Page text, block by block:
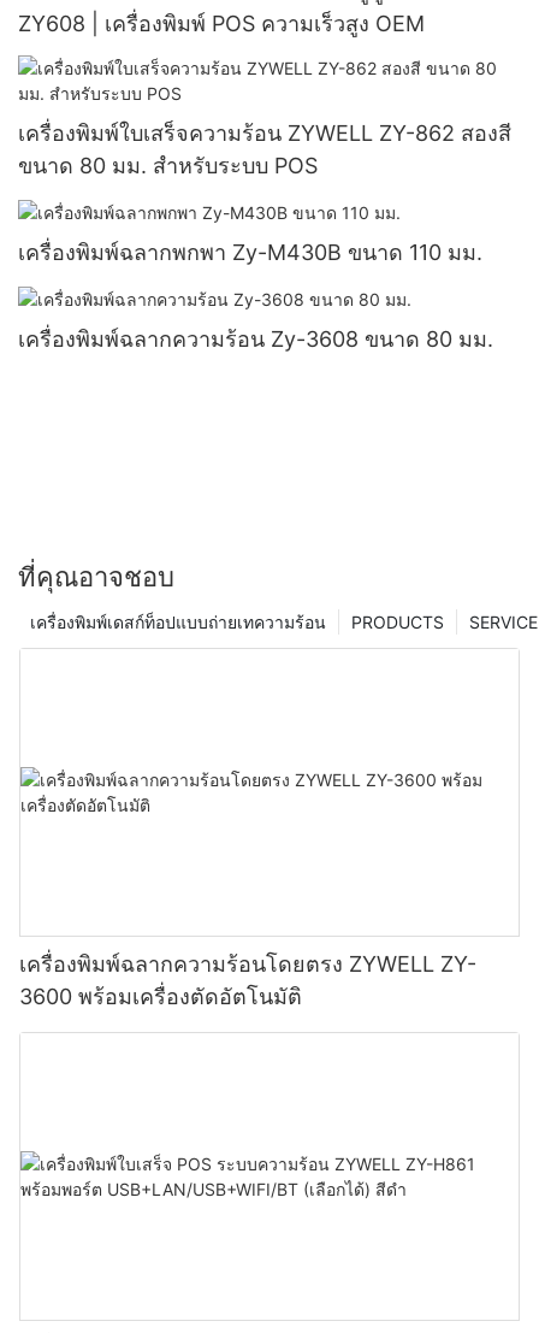
ZY608 | เครื่องพิมพ์ POS ความเร็วสูง OEM
เครื่องพิมพ์ใบเสร็จความร้อน ZYWELL ZY-862 สองสี
ขนาด 80 มม. สำหรับระบบ POS
เครื่องพิมพ์ฉลากพกพา Zy-M430B ขนาด 110 มม.
เครื่องพิมพ์ฉลากความร้อน Zy-3608 ขนาด 80 มม.
ที่คุณอาจชอบ
SERVICE
PRODUCTS
เครื่องพิมพ์เดสก์ท็อปแบบถ่ายเทความร้อน
เครื่องพิมพ์ฉลากความร้อนโดยตรง ZYWELL ZY-
3600 พร้อมเครื่องตัดอัตโนมัติ